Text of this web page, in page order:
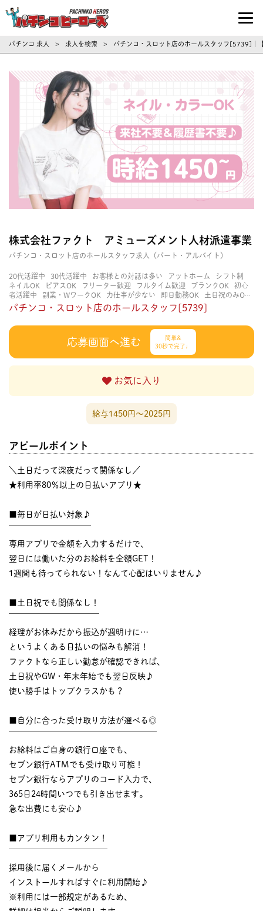
パチンコ求人・転職ならパチンコヒーロ
パチンコ 求人 > 求人を検索 > パチンコ・スロット店のホールスタッフ[5739]
株式会社ファクト アミューズメント人材派遣事業
パチンコ・スロット店のホールスタッフ求人（パート・アルバイト）
20代活躍中 30代活躍中 お客様との対話は多い アットホーム
シフト制
ネイルOK
ピアスOK フリーター歓迎 フルタイム歓迎 ブランクOK
初心
者活躍中
副業・WワークOK 力仕事が少ない 即日勤務OK
土日祝のみOK
学歴不問
服装自由 未経験・初心者OK 決められた時間できっちり
経験不要
立ち仕事 経験者・有資格者歓迎 自分の都合に合わせやすい
自由
パチンコ・スロット店のホールスタッフ[5739]
応募画面へ進む
簡単&
30秒で完了♩
お気に入り
給与1450円〜2025円
アピールポイント
＼土日だって深夜だって関係なし／
★利用率80％以上の日払いアプリ★
■毎日が日払い対象♪
専用アプリで金額を入力するだけで、
翌日には働いた分のお給料を全額GET！
1週間も待ってられない！なんて心配はいりません♪
■土日祝でも関係なし！
経理がお休みだから振込が週明けに…
というよくある日払いの悩みも解消！
ファクトなら正しい勤怠が確認できれば、
土日祝やGW・年末年始でも翌日反映♪
使い勝手はトップクラスかも？
■自分に合った受け取り方法が選べる◎
お給料はご自身の銀行口座でも、
セブン銀行ATMでも受け取り可能！
セブン銀行ならアプリのコード入力で、
365日24時間いつでも引き出せます。
急な出費にも安心♪
■アプリ利用もカンタン！
採用後に届くメールから
インストールすればすぐに利用開始♪
※利用には一部規定があるため、